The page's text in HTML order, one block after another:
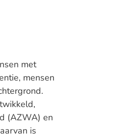
met
mensen
(AZWA) en
is